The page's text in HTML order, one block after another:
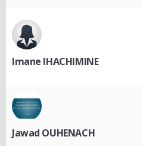
Imane IHACHIMINE
Jawad OUHENACH